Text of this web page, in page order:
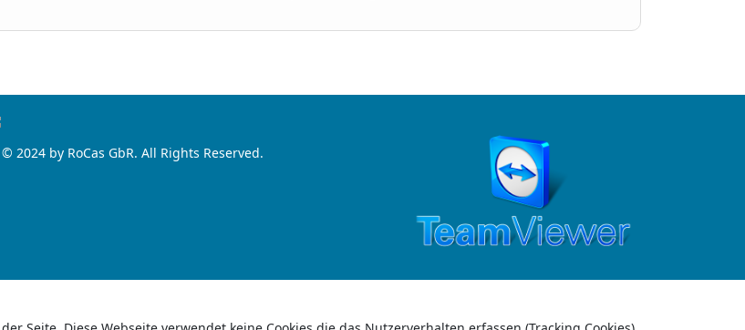
© 2024 by RoCas GbR. All Rights Reserved.